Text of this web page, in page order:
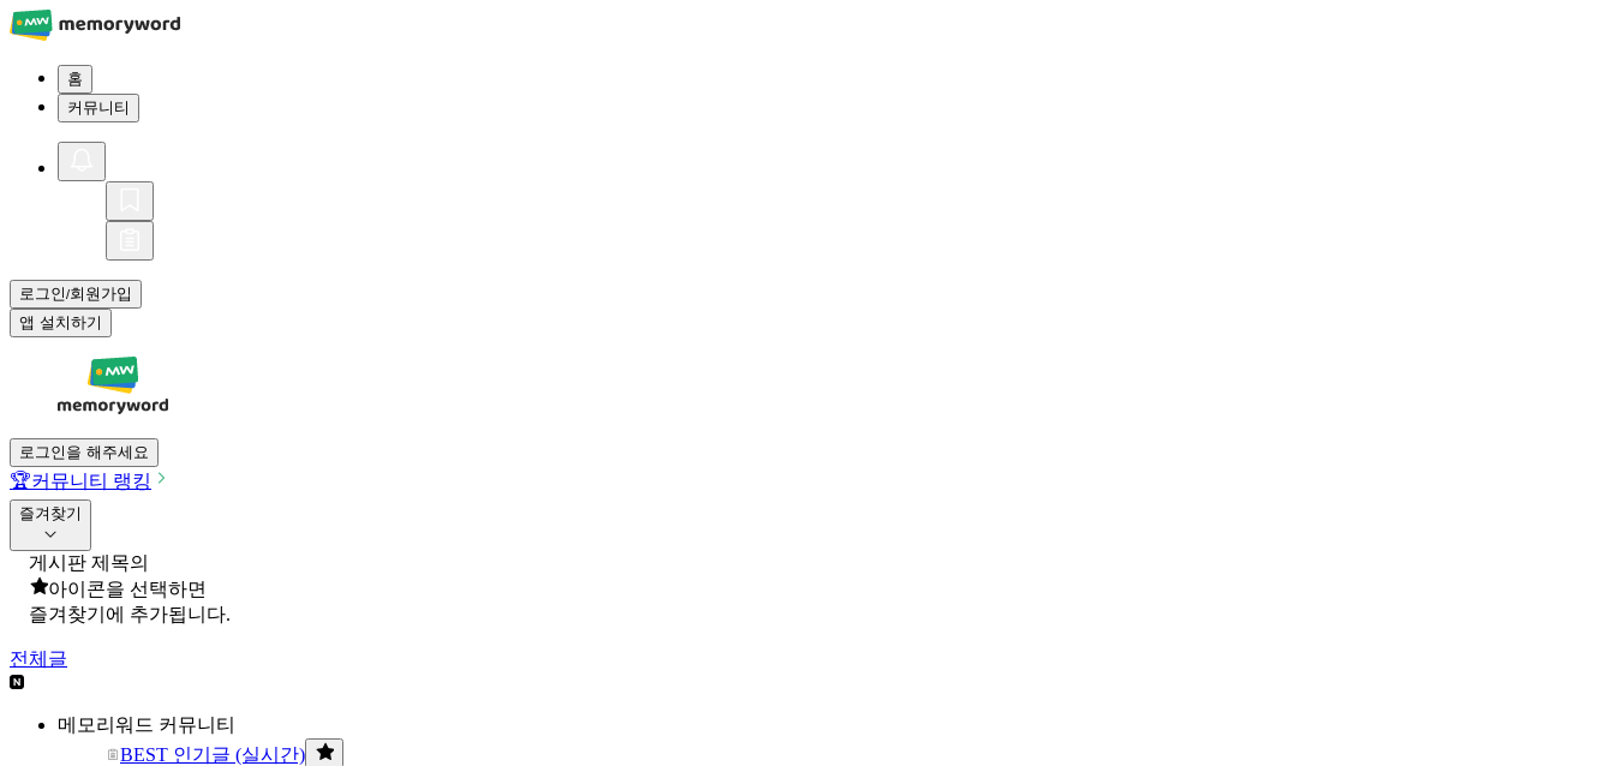
홈
커뮤니티
로그인/회원가입
앱 설치하기
로그인을 해주세요
🏆커뮤니티 랭킹
즐겨찾기
게시판 제목의
아이콘을 선택하면
즐겨찾기에 추가됩니다.
전체글
메모리워드 커뮤니티
BEST 인기글 (실시간)